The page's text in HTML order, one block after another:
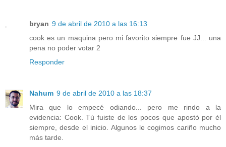
bryan 9 de abril de 2010 a las 16:13
cook es un maquina pero mi favorito siempre fue JJ... una
pena no poder votar 2
Responder
Nahum 9 de abril de 2010 a las 18:37
Mira que lo empecé odiando... pero me rindo a la
evidencia: Cook. Tú fuiste de los pocos que apostó por él
siempre, desde el inicio. Algunos le cogimos cariño mucho
más tarde.